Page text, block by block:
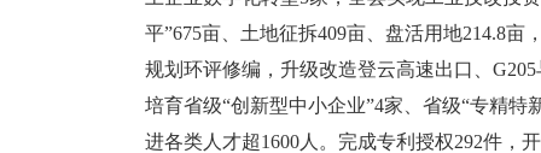
平”675亩、土地征拆409亩、盘活用地214.8
规划环评修编，升级改造登云高速出口、
培育省级“创新型中小企业”4家、省级“专精
进各类人才超1600人。完成专利授权292件，